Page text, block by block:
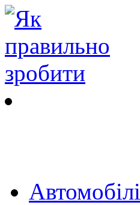
Автомобілі